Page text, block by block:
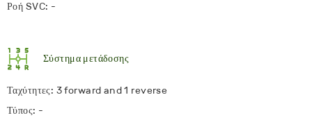
Ροή SVC: -
Σύστημα μετάδοσης
Ταχύτητες: 3 forward and 1 reverse
Τύπος: -